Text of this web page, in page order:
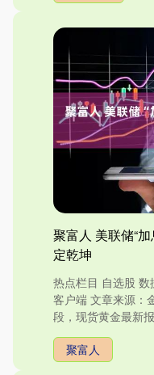
聚富人 美联储“
定乾坤
热点栏目 自选股
客户端 文章来源：
段，现货黄金最新
聚富人